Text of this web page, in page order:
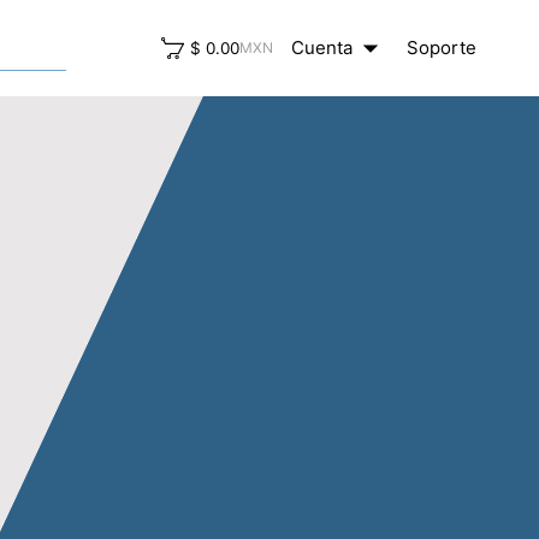
$ 0.00MXN Cuenta arrow_drop_down Soporte